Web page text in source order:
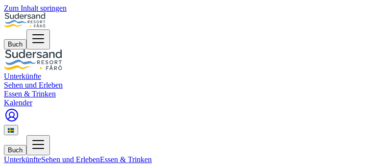
Zum Inhalt springen
Buch
Unterkünfte
Sehen und Erleben
Essen & Trinken
Kalender
Buch
UnterkünfteSehen und ErlebenEssen & Trinken